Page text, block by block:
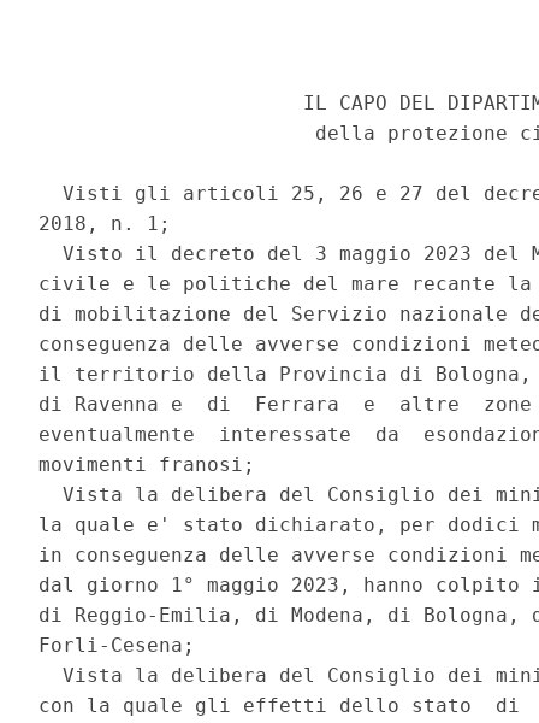
IL CAPO DEL
della protezione
Visti gli articoli 25, 26 e 27 del
2018, n. 1;
Visto il decreto del 3 maggio 2023 del
civile e le politiche del mare recante
di mobilitazione del Servizio
conseguenza delle avverse condizioni
il territorio della Provincia di Bologna,
di Ravenna e  di  Ferrara  e  altre
eventualmente  interessate  da
movimenti franosi;
Vista la delibera del Consiglio dei
la quale e' stato dichiarato, per dodici
in conseguenza delle avverse condizioni
dal giorno 1° maggio 2023, hanno
di Reggio-Emilia, di Modena, di
Forli-Cesena;
Vista la delibera del Consiglio dei
con la quale gli effetti dello stato  di